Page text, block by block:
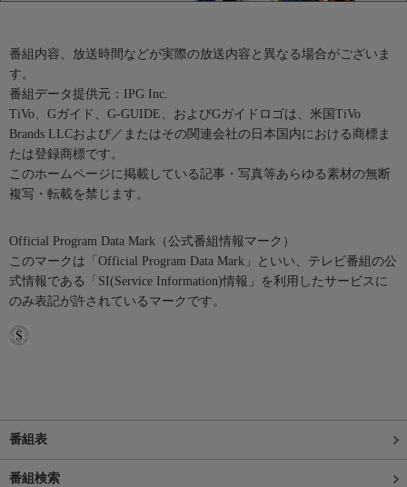
番組内容、放送時間などが実際の放送内容と異なる場合がございま
す。
番組データ提供元：IPG Inc.
TiVo、Gガイド、G-GUIDE、およびGガイドロゴは、米国TiVo
Brands LLCおよび／またはその関連会社の日本国内における商標ま
たは登録商標です。
このホームページに掲載している記事・写真等あらゆる素材の無断
複写・転載を禁じます。
Official Program Data Mark（公式番組情報マーク）
このマークは「Official Program Data Mark」といい、テレビ番組の公
式情報である「SI(Service Information)情報」を利用したサービスに
のみ表記が許されているマークです。
番組表
番組検索